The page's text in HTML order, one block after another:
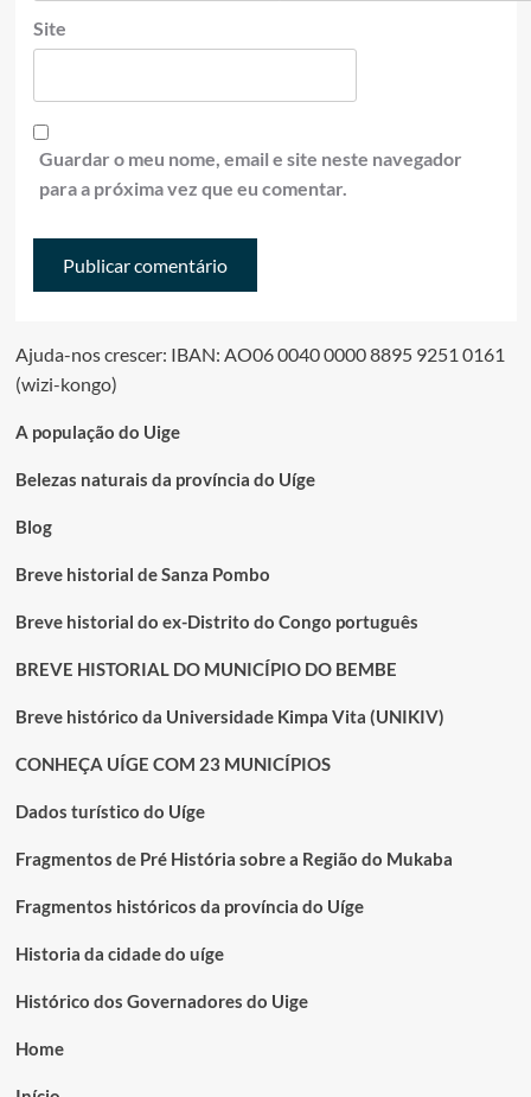
Site
Guardar o meu nome, email e site neste navegador
para a próxima vez que eu comentar.
Ajuda-nos crescer: IBAN: AO06 0040 0000 8895 9251 0161
(wizi-kongo)
A população do Uige
Belezas naturais da província do Uíge
Blog
Breve historial de Sanza Pombo
Breve historial do ex-Distrito do Congo português
BREVE HISTORIAL DO MUNICÍPIO DO BEMBE
Breve histórico da Universidade Kimpa Vita (UNIKIV)
CONHEÇA UÍGE COM 23 MUNICÍPIOS
Dados turístico do Uíge
Fragmentos de Pré História sobre a Região do Mukaba
Fragmentos históricos da província do Uíge
Historia da cidade do uíge
Histórico dos Governadores do Uige
Home